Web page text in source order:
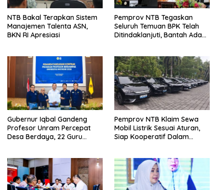
NTB Bakal Terapkan Sistem
Manajemen Talenta ASN,
BKN RI Apresiasi
Pemprov NTB Tegaskan
Seluruh Temuan BPK Telah
Ditindaklanjuti, Bantah Ada
Gubernur Iqbal Gandeng
Profesor Unram Percepat
Desa Berdaya, 22 Guru
Pemprov NTB Klaim Sewa
Mobil Listrik Sesuai Aturan,
Siap Kooperatif Dalam